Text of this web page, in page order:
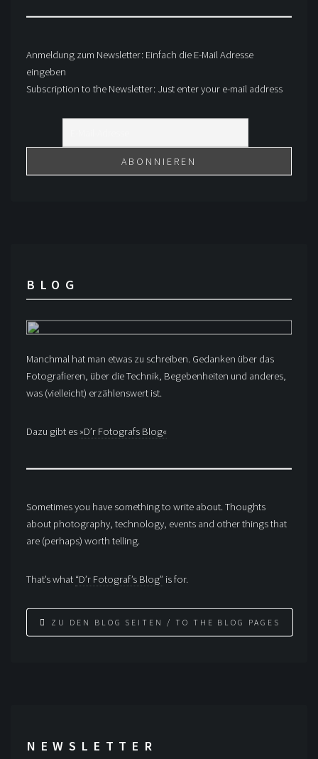
Anmeldung zum Newsletter: Einfach die E-Mail Adresse
eingeben
Subscription to the Newsletter: Just enter your e-mail address
BLOG
Manchmal hat man etwas zu schreiben. Gedanken über das
Fotografieren, über die Technik, Begebenheiten und anderes,
was (vielleicht) erzählenswert ist.
Dazu gibt es»D’r Fotografs Blog«
Sometimes you have something to write about. Thoughts
about photography, technology, events and other things that
are (perhaps) worth telling.
That’s what “D’r Fotograf’s Blog” is for.
ZU DEN BLOG SEITEN / TO THE BLOG PAGES
NEWSLETTER